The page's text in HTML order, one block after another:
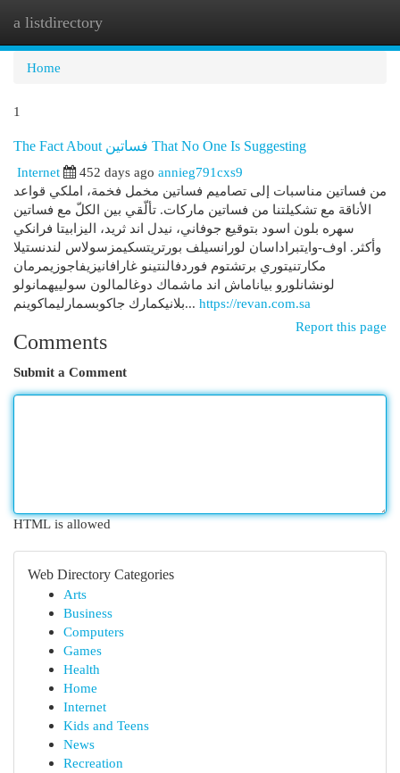
a listdirectory
Home
1
The Fact About فساتين That No One Is Suggesting
Internet
452 days ago annieg791cxs9
من فساتين مناسبات إلى تصاميم فساتين مخمل فخمة، املكي قواعد
الأناقة مع تشكيلتنا من فساتين ماركات. تألّقي بين الكلّ مع فساتين
سهره بلون اسود بتوقيع جوفاني، نيدل اند ثريد، اليزابيتا فرانكي
وأكثر. اوف-وايتبراداسان لورانسيلف بورتريتسكيمزسولاس لندنستيلا
مكارتنيتوري برتشتوم فوردفالنتينو غارافانيزيفاجوزيمرمان
لونشانلورو بياناماش اند ماشماك دوغالمالون سولييهمانولو
بلانيكمارك جاكوبسمارليماكوينم... https://revan.com.sa
Report this page
Comments
Submit a Comment
HTML is allowed
Web Directory Categories
Arts
Business
Computers
Games
Health
Home
Internet
Kids and Teens
News
Recreation